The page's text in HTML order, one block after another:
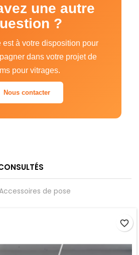
une autre
?
est à votre disposition pour
dans votre projet de
pour vitrages.
Nous contacter
de pose
favorite_border